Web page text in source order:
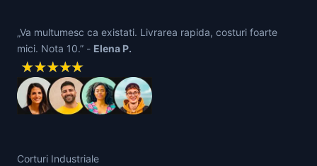
„Va multumesc ca existati. Livrarea rapida, costuri foarte
mici. Nota 10.” - Elena P.
Corturi Industriale